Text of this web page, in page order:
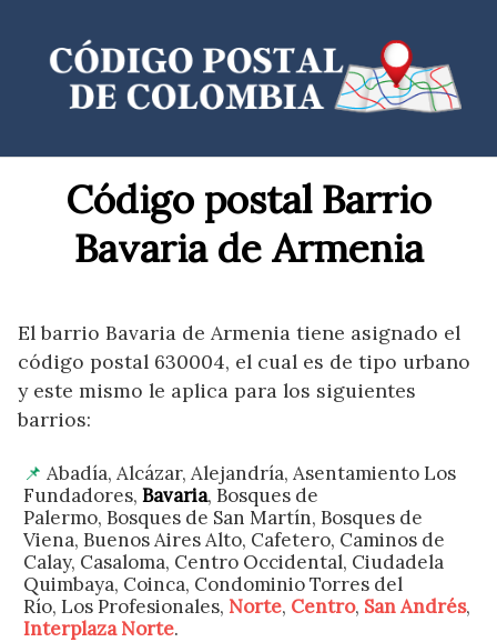
contenido
Código postal Barrio
Bavaria de Armenia
El barrio Bavaria de Armenia tiene asignado el
código postal 630004, el cual es de tipo urbano
y este mismo le aplica para los siguientes
barrios:
Abadía, Alcázar, Alejandría, Asentamiento Los
Fundadores, Bavaria, Bosques de
Palermo, Bosques de San Martín, Bosques de
Viena, Buenos Aires Alto, Cafetero, Caminos de
Calay, Casaloma, Centro Occidental, Ciudadela
Quimbaya, Coinca, Condominio Torres del
Río, Los Profesionales, Norte, Centro, San Andrés,
Interplaza Norte.